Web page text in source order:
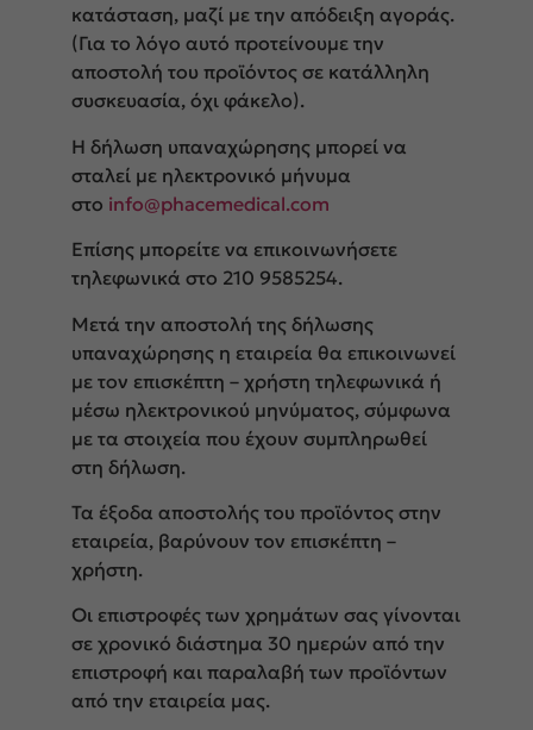
κατάσταση, μαζί με την απόδειξη αγοράς.
(Για το λόγο αυτό προτείνουμε την
αποστολή του προϊόντος σε κατάλληλη
συσκευασία, όχι φάκελο).
Η δήλωση υπαναχώρησης μπορεί να
σταλεί με ηλεκτρονικό μήνυμα
στο info@phacemedical.com
Επίσης μπορείτε να επικοινωνήσετε
τηλεφωνικά στο 210 9585254.
Μετά την αποστολή της δήλωσης
υπαναχώρησης η εταιρεία θα επικοινωνεί
με τον επισκέπτη – χρήστη τηλεφωνικά ή
μέσω ηλεκτρονικού μηνύματος, σύμφωνα
με τα στοιχεία που έχουν συμπληρωθεί
στη δήλωση.
Τα έξοδα αποστολής του προϊόντος στην
εταιρεία, βαρύνουν τον επισκέπτη –
χρήστη.
Οι επιστροφές των χρημάτων σας γίνονται
σε χρονικό διάστημα 30 ημερών από την
επιστροφή και παραλαβή των προϊόντων
από την εταιρεία μας.